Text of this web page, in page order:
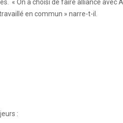
« On a choisi de faire alliance avec
en commun » narre-t-il.
: